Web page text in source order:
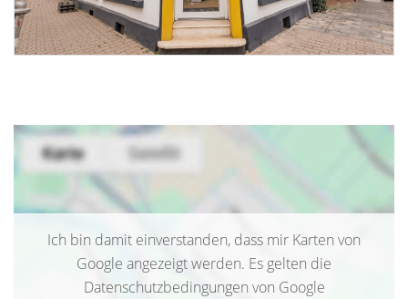
Ich bin damit einverstanden, dass mir Karten von
Google angezeigt werden. Es gelten die
Datenschutzbedingungen von Google